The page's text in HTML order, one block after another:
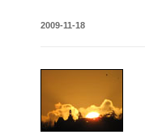
2009-11-18